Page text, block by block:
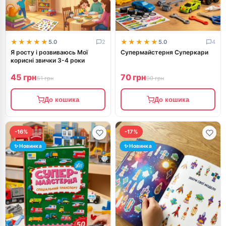
★★★★★
★★★★★ 5.0 2
Я росту і розвиваюсь Мої
корисні звички 3-4 роки
45 грн51 грн
До кошика
★★★★★
★★★★★ 5.0 4
Супермайстерня Суперкари
70 грн90 грн
До кошика
-16%
✨ Новинка
-17%
✨ Новинка